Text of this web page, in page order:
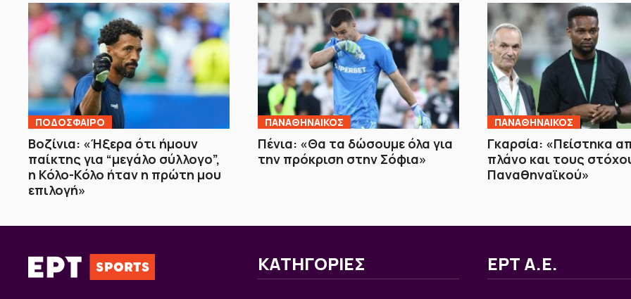
ΠΟΔΟΣΦΑΙΡΟ
Βοζίνια: «Ήξερα ότι ήμουν
παίκτης για “μεγάλο σύλλογο”,
η Κόλο-Κόλο ήταν η πρώτη μου
επιλογή»
ΠΑΝΑΘΗΝΑΙΚΟΣ
Πένια: «Θα τα δώσουμε όλα για
την πρόκριση στην Σόφια»
ΠΑΝΑΘΗΝΑΙΚΟΣ
Γκαρσία: «Πείστηκα
πλάνο και τους
Παναθηναϊκού»
ΚΑΤΗΓΟΡΙΕΣ ΕΡΤ Α.Ε.